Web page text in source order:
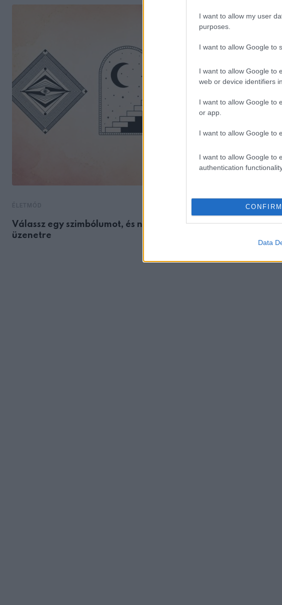
I want to allow my user
purposes.
I want to allow Google to
I want to allow Google to
web or device identifiers
I want to allow Google to
or app.
I want to allow Google to
I want to allow Google to
authentication
CONFIRM
Data
Válassz egy szimbólumot, és nézd meg, milyen
üzenetre
ÉLETMÓD
A